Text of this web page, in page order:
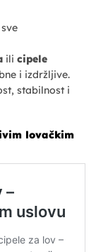
ili cipele
i izdržljive.
stabilnost i
lovačkim